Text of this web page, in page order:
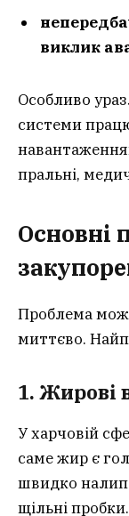
виклик
Особливо
системи
пральні,
Основні
Проблема
миттєво.
1. Жирові
У харчовій
саме жир є
швидко
щільні пробки.